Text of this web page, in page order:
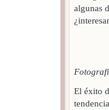
algunas
El éxito